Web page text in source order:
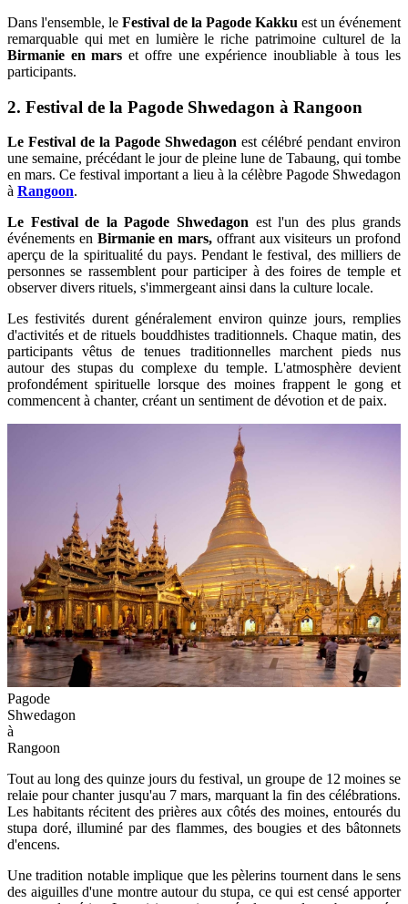
Dans l'ensemble, le Festival de la Pagode Kakku est un événement
remarquable qui met en lumière le riche patrimoine culturel de la
Birmanie en mars et offre une expérience inoubliable à tous les
participants.
2. Festival de la Pagode Shwedagon à Rangoon
Le Festival de la Pagode Shwedagon est célébré pendant environ
une semaine, précédant le jour de pleine lune de Tabaung, qui tombe
en mars. Ce festival important a lieu à la célèbre Pagode Shwedagon
à Rangoon.
Le Festival de la Pagode Shwedagon est l'un des plus grands
événements en Birmanie en mars, offrant aux visiteurs un profond
aperçu de la spiritualité du pays. Pendant le festival, des milliers de
personnes se rassemblent pour participer à des foires de temple et
observer divers rituels, s'immergeant ainsi dans la culture locale.
Les festivités durent généralement environ quinze jours, remplies
d'activités et de rituels bouddhistes traditionnels. Chaque matin, des
participants vêtus de tenues traditionnelles marchent pieds nus
autour des stupas du complexe du temple. L'atmosphère devient
profondément spirituelle lorsque des moines frappent le gong et
commencent à chanter, créant un sentiment de dévotion et de paix.
Pagode
Shwedagon
à
Rangoon
Tout au long des quinze jours du festival, un groupe de 12 moines se
relaie pour chanter jusqu'au 7 mars, marquant la fin des célébrations.
Les habitants récitent des prières aux côtés des moines, entourés du
stupa doré, illuminé par des flammes, des bougies et des bâtonnets
d'encens.
Une tradition notable implique que les pèlerins tournent dans le sens
des aiguilles d'une montre autour du stupa, ce qui est censé apporter